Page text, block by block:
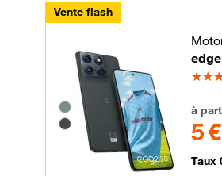
Vente flash
Groupe de couleurs 5
à
5 €
Taux